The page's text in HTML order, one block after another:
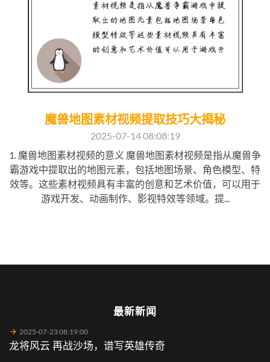
魔兽地图素材视频提取技巧大揭秘
2025-07-14 08:08:19
1. 魔兽地图素材视频的意义 魔兽地图素材视频是指从魔兽争
霸游戏中提取出的地图元素，包括地图场景、角色模型、特
效等。这些素材视频具有丰富的创意和艺术价值，可以用于
游戏开发、动画制作、影视特效等领域。提...
最新新闻
2025-07-23 08:19:00
龙将风云 再战沙场，谱写英雄传奇